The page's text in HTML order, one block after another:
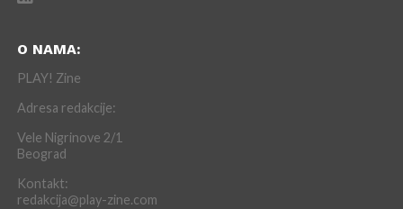
O NAMA:
PLAY! Zine
Adresa redakcije:
Vele Nigrinove 2/1
Beograd
Kontakt:
redakcija@play-zine.com